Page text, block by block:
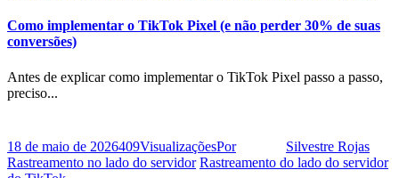
Como implementar o TikTok Pixel (e não perder 30% de suas
conversões)
Antes de explicar como implementar o TikTok Pixel passo a passo,
preciso...
18 de maio de 2026409VisualizaçõesPor
Silvestre Rojas
Rastreamento no lado do servidor Rastreamento do lado do servidor